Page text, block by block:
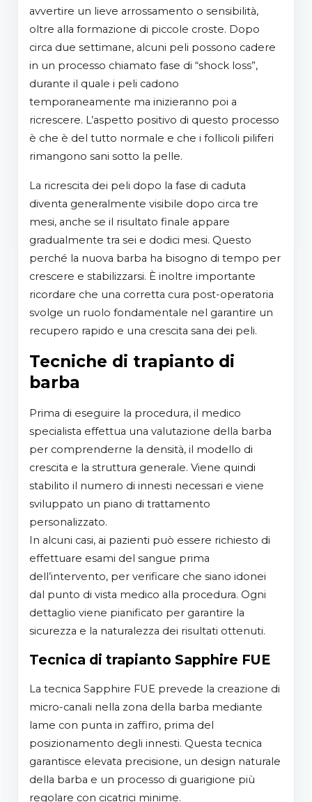
avvertire un lieve arrossamento o sensibilità,
oltre alla formazione di piccole croste. Dopo
circa due settimane, alcuni peli possono cadere
in un processo chiamato fase di “shock loss”,
durante il quale i peli cadono
temporaneamente ma inizieranno poi a
ricrescere. L’aspetto positivo di questo processo
è che è del tutto normale e che i follicoli piliferi
rimangono sani sotto la pelle.
La ricrescita dei peli dopo la fase di caduta
diventa generalmente visibile dopo circa tre
mesi, anche se il risultato finale appare
gradualmente tra sei e dodici mesi. Questo
perché la nuova barba ha bisogno di tempo per
crescere e stabilizzarsi. È inoltre importante
ricordare che una corretta cura post-operatoria
svolge un ruolo fondamentale nel garantire un
recupero rapido e una crescita sana dei peli.
Tecniche di trapianto di
barba
Prima di eseguire la procedura, il medico
specialista effettua una valutazione della barba
per comprenderne la densità, il modello di
crescita e la struttura generale. Viene quindi
stabilito il numero di innesti necessari e viene
sviluppato un piano di trattamento
personalizzato.
In alcuni casi, ai pazienti può essere richiesto di
effettuare esami del sangue prima
dell’intervento, per verificare che siano idonei
dal punto di vista medico alla procedura. Ogni
dettaglio viene pianificato per garantire la
sicurezza e la naturalezza dei risultati ottenuti.
Tecnica di trapianto Sapphire FUE
La tecnica Sapphire FUE prevede la creazione di
micro-canali nella zona della barba mediante
lame con punta in zaffiro, prima del
posizionamento degli innesti. Questa tecnica
garantisce elevata precisione, un design naturale
della barba e un processo di guarigione più
regolare con cicatrici minime.